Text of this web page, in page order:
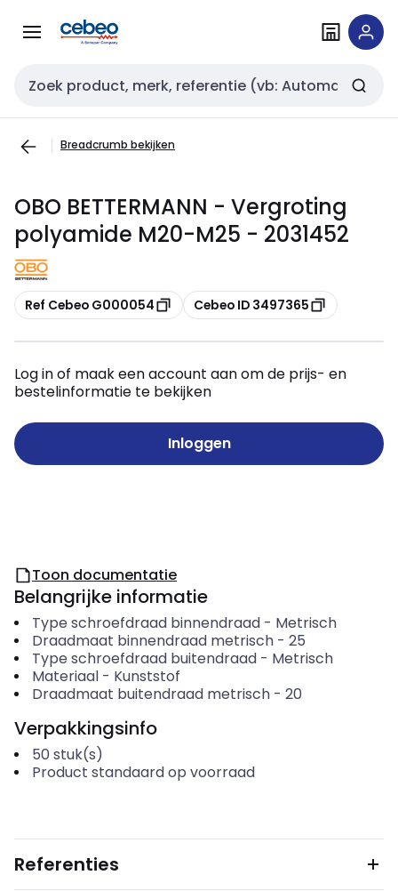
naar
naar
Zoekveld invoer
Breadcrumb bekijken
OBO BETTERMANN - Vergroting
polyamide M20-M25 - 2031452
Kopiëren
Ref Cebeo G000054 Kopiëren
Cebeo ID 3497365
Log in of maak een account aan om de prijs- en
bestelinformatie te bekijken
Inloggen
Toon documentatie
Belangrijke informatie
Type schroefdraad binnendraad- Metrisch
Draadmaat binnendraad metrisch- 25
Type schroefdraad buitendraad- Metrisch
Materiaal- Kunststof
Draadmaat buitendraad metrisch- 20
Verpakkingsinfo
50 stuk(s)
Product standaard op voorraad
Referenties